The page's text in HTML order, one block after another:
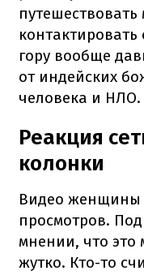
гору вообще
от индейских
человека и НЛО.
Реакция
колонки
Видео женщины
просмотров.
мнении, что это
жутко. Кто-то